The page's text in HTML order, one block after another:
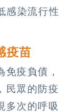
感染流行性
疫苗
疫負債，
民眾的防疫
多次的呼吸